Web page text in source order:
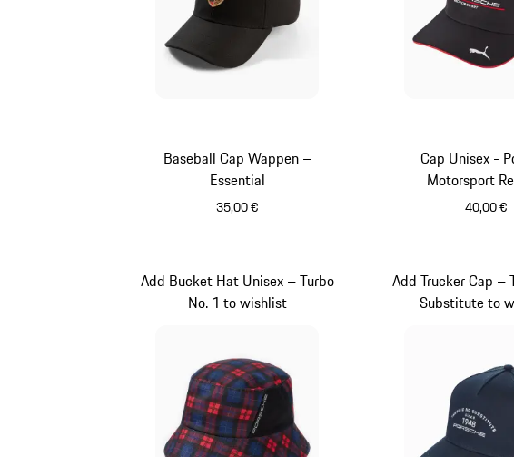
Baseball Cap Wappen –
Essential
35,00 €
Cap Unisex -
Motorsport
40,00 €
Add Bucket Hat Unisex – Turbo
No. 1 to wishlist
Add Trucker Cap –
Substitute to